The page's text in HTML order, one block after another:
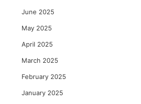
June 2025
May 2025
April 2025
March 2025
February 2025
January 2025